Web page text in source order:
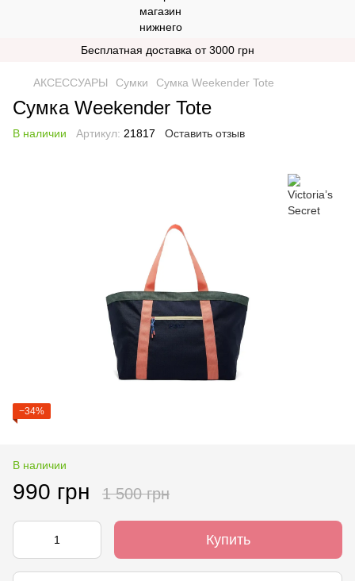
Бесплатная доставка от 3000 грн
АКСЕССУАРЫ Сумки Сумка Weekender Tote
Сумка Weekender Tote
В наличии Артикул: 21817 Оставить отзыв
−34%
В наличии
990 грн 1 500 грн
Купить